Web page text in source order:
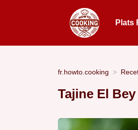
Plats
fr.howto.cooking
Tajine El